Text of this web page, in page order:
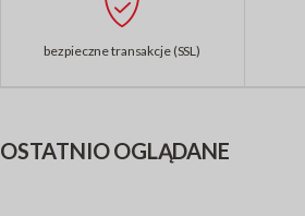
bezpieczne transakcje (SSL)
OSTATNIO OGLĄDANE